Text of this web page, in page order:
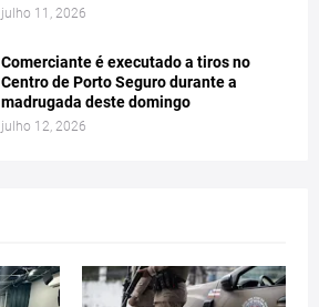
julho 11, 2026
Comerciante é executado a tiros no
Centro de Porto Seguro durante a
madrugada deste domingo
julho 12, 2026